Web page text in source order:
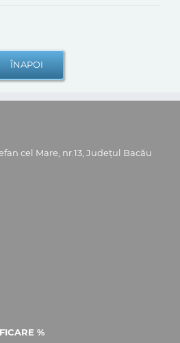
cel Mare, nr.13, Județul Bacău
%